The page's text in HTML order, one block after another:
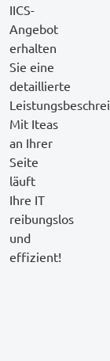
IICS-
Angebot
erhalten
Sie eine
detaillierte
Mit Iteas
an Ihrer
Seite
läuft
Ihre IT
reibungslos
und
effizient!